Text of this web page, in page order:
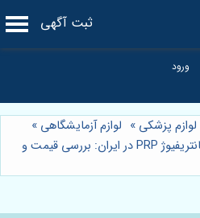
ثبت آگهی
لوازم پزشکی » لوازم آزمایشگاهی »
⭐️ راهنمای جامع خرید دستگاه سانتریفیوژ PRP در ایران: بررسی قیمت و